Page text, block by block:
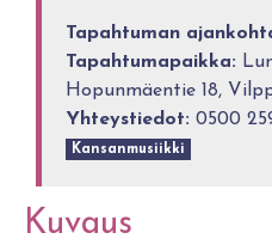
Tapahtuman
Tapahtumapaikka:
Hopunmäentie 18,
Yhteystiedot: 0500
Kansanmusiikki
Kuvaus